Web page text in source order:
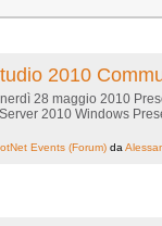
2010
28 maggio 2010
2010 Windows
Events (Forum) da